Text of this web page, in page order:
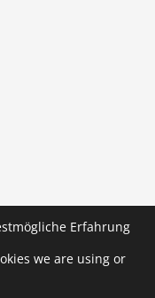
Erfahrung
we are using or